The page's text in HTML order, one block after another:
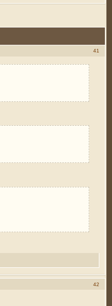
41
42